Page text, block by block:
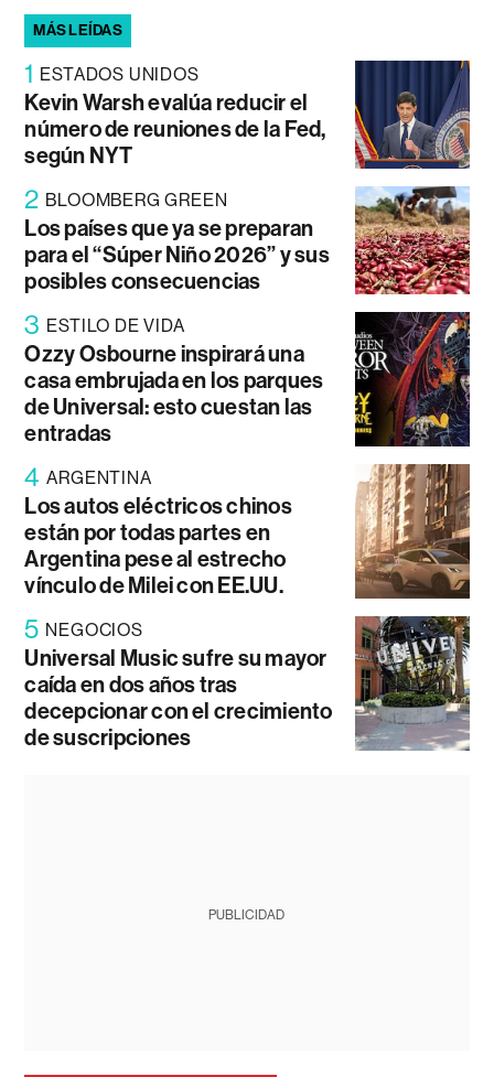
MÁS LEÍDAS
1 ESTADOS UNIDOS
Kevin Warsh evalúa reducir el
número de reuniones de la Fed,
según NYT
2 BLOOMBERG GREEN
Los países que ya se preparan
para el “Súper Niño 2026” y sus
posibles consecuencias
3 ESTILO DE VIDA
Ozzy Osbourne inspirará una
casa embrujada en los parques
de Universal: esto cuestan las
entradas
4 ARGENTINA
Los autos eléctricos chinos
están por todas partes en
Argentina pese al estrecho
vínculo de Milei con EE.UU.
5 NEGOCIOS
Universal Music sufre su mayor
caída en dos años tras
decepcionar con el crecimiento
de suscripciones
PUBLICIDAD